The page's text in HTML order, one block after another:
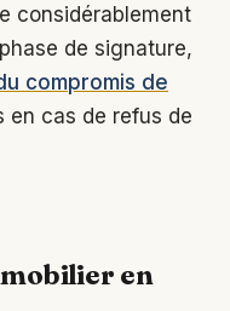
considérablement
de signature,
compromis de
en cas de refus de
en